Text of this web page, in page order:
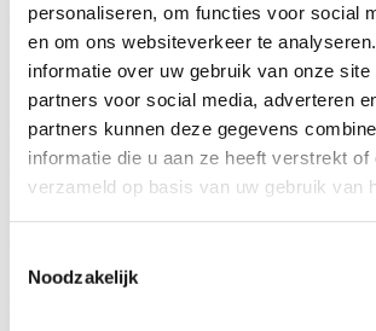
personaliseren, om functies voor social
en om ons websiteverkeer te
informatie over uw gebruik van onze site
partners voor social media, adverteren
partners kunnen deze gegevens
informatie die u aan ze heeft verstrekt of
verzameld op basis van uw gebruik van
Noodzakelijk
oplossingen die uw geheugenprobleem beter
Uw geheugenproblemen worden uitgebreid en
gebracht. Het onderzoek bestaat uit een
medisch onderzoek en een neuropsychologisch
wordt dit aangevuld met een neurologisch
Het gesprek met de arts vindt doorgaans een